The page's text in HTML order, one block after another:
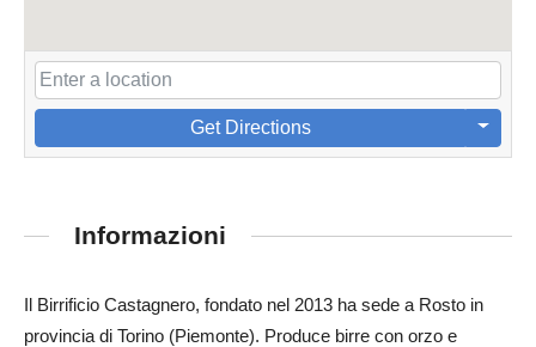
Get Directions
Informazioni
Il Birrificio Castagnero, fondato nel 2013 ha sede a Rosto in
provincia di Torino (Piemonte). Produce birre con orzo e